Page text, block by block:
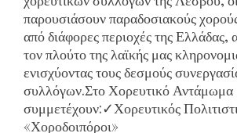
παρουσιάσουν παραδοσιακούς
από διάφορες περιοχές της Ελλάδας,
τον πλούτο της λαϊκής μας
ενισχύοντας τους δεσμούς
συλλόγων.Στο Χορευτικό Αντάμωμα
συμμετέχουν:✓Χορευτικός
«Χοροδοιπόροι»